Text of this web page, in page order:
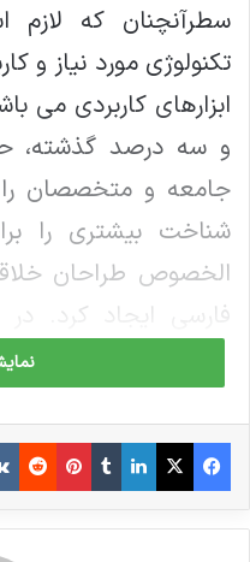
سطرآنچنان که
تکنولوژی مورد نیاز و
ابزارهای کاربردی می
و سه درصد گذشته،
جامعه و متخصصان را
شناخت بیشتری را
الخصوص طراحان
فارسی ایجاد کرد.
داشت که تمام و
شامل حروفچینی
سوالات پیوسته اهل
مورد استفاده قرار گیرد.
فیس بوک X لینکدین
‫تامبلر